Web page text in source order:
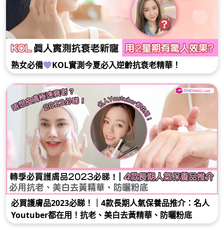
熟女必備 KOL實測今夏必入逆齡抗衰老精華！
必買護膚品2023必睇！｜4款長期人氣保養品推介：名人
Youtuber都在用！抗老、美白去黃精華、防曬粉底